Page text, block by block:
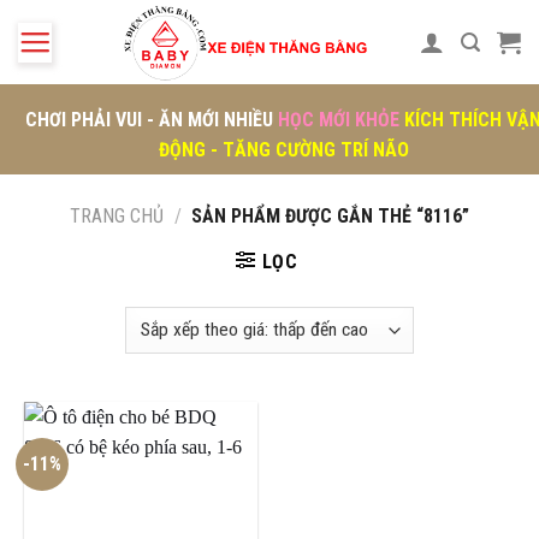
CHƠI PHẢI VUI - ĂN MỚI NHIỀU HỌC MỚI KHỎE KÍCH THÍCH
ĐỘNG - TĂNG CƯỜNG TRÍ NÃO
TRANG CHỦ / SẢN PHẨM ĐƯỢC GẮN THẺ “8116”
LỌC
-11%